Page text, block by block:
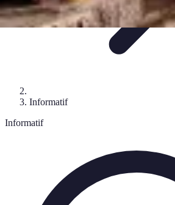
Informatif
Informatif